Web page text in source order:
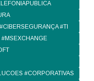
#TI
#CORPORATIVAS